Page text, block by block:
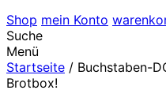
Shop mein Konto
Suche
Menü
Startseite / Buchstaben-
Brotbox!